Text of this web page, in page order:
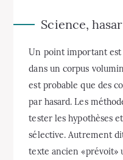
Science,
Un point important est
dans un corpus
est probable que des
par hasard. Les
tester les hypothèses
sélective. Autrement
texte ancien